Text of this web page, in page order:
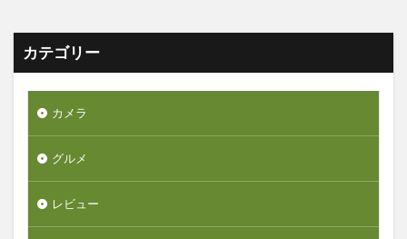
カテゴリー
カメラ
グルメ
レビュー